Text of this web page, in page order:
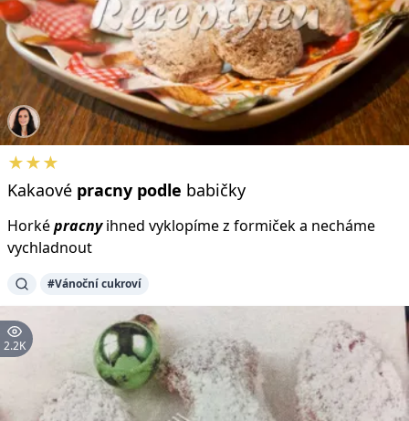
★★★
Kakaové pracny podle babičky
Horképracnyihned vyklopíme z formiček a necháme
vychladnout
#Vánoční cukroví
2.2K